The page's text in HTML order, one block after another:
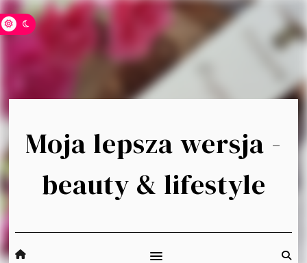
Moja lepsza wersja -
beauty & lifestyle